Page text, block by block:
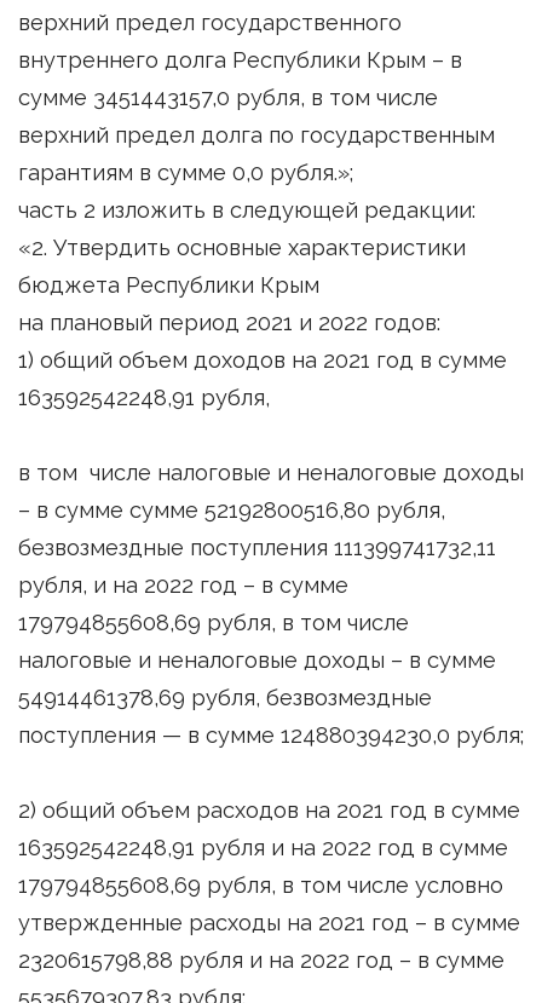
верхний предел государственного
внутреннего долга Республики Крым – в
сумме 3451443157,0 рубля, в том числе
верхний предел долга по государственным
гарантиям в сумме 0,0 рубля.»;
часть 2 изложить в следующей редакции:
«2. Утвердить основные характеристики
бюджета Республики Крым
на плановый период 2021 и 2022 годов:
1) общий объем доходов на 2021 год в сумме
163592542248,91 рубля,
в том числе налоговые и неналоговые доходы
– в сумме сумме 52192800516,80 рубля,
безвозмездные поступления 111399741732,11
рубля, и на 2022 год – в сумме
179794855608,69 рубля, в том числе
налоговые и неналоговые доходы – в сумме
54914461378,69 рубля, безвозмездные
поступления — в сумме 124880394230,0 рубля;
2) общий объем расходов на 2021 год в сумме
163592542248,91 рубля и на 2022 год в сумме
179794855608,69 рубля, в том числе условно
утвержденные расходы на 2021 год – в сумме
2320615798,88 рубля и на 2022 год – в сумме
5535679307,83 рубля;